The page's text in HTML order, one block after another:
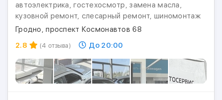
автоэлектрика, гостехосмотр, замена масла,
кузовной ремонт, слесарный ремонт, шиномонтаж
Гродно, проспект Космонавтов 68
2.8
(4 отзыва) До 20:00